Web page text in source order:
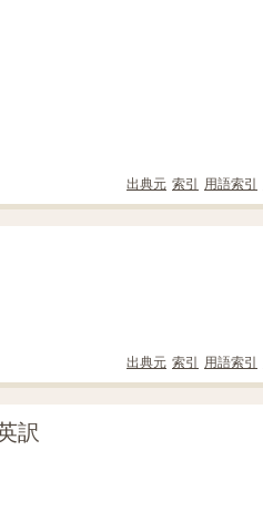
出典元 索引 用語索引
出典元 索引 用語索引
訳